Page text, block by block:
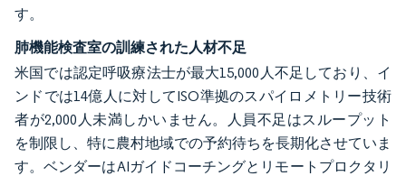
す。
肺機能検査室の訓練された人材不足
米国では認定呼吸療法士が最大15,000人不足しており、イ
ンドでは14億人に対してISO準拠のスパイロメトリー技術
者が2,000人未満しかいません。人員不足はスループット
を制限し、特に農村地域での予約待ちを長期化させていま
す。ベンダーはAIガイドコーチングとリモートプロクタリ